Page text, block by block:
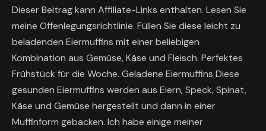
Dieser Beitrag kann Affiliate-Links enthalten. Lesen Sie
meine Offenlegungsrichtlinie. Füllen Sie diese leicht zu
beladenden Eiermuffins mit einer beliebigen
Kombination aus Gemüse, Käse und Fleisch. Perfektes
Frühstück für die Woche. Geladene Eiermuffins Diese
gesunden Eiermuffins werden aus Eiern, Speck, Spinat,
Käse und Gemüse hergestellt und dann in einer
Muffinform gebacken. Ich habe einige meiner